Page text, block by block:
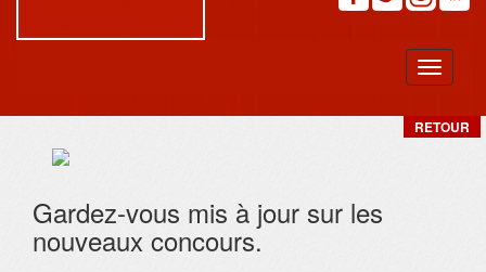
RETOUR
Gardez-vous mis à jour sur les
nouveaux concours.